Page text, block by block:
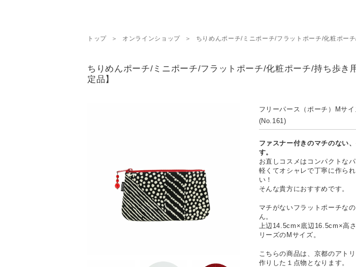
トップ オンラインショップ ちりめんポーチ/ミニポーチ/フラットポーチ/化粧ポー
ちりめんポーチ/ミニポーチ/フラットポーチ/化粧ポーチ/持ち歩き
定品】
フリーパース（ポーチ）Mサイ
(No.161)
ファスナー付きのマチのない
す。
お直しコスメはコンパクトな
軽くてオシャレで丁寧に作ら
い！
そんな貴方におすすめです。
マチがないフラットポーチな
ん。
上辺14.5cm×底辺16.5cm×高
リーズのMサイズ。
こちらの商品は、京都のアト
作りした１点物となります。